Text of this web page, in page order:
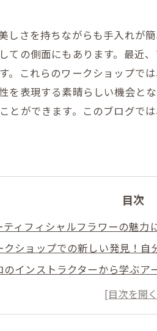
しさを持ちながらも手入れが
の側面にもあります。最近
。これらのワークショップで
を表現する素晴らしい機会と
とができます。このブログで
目次
ティフィシャルフラワーの魅力
クショップでの新しい発見！自
のインストラクターから学ぶア
との交流が生む創造力の爆発
ティフィシャルフラワーで心を